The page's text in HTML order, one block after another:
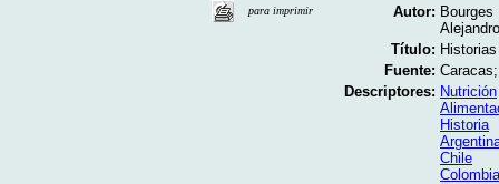
para imprimir
Autor:
Título:
Fuente:
Descriptores: Nutrición
Historia
Chile
Colombia